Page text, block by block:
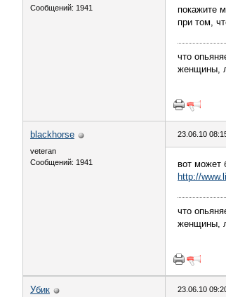
Сообщений: 1941
покажите
при том,
что
женщины,
blackhorse
veteran
Сообщений: 1941
23.06.10
вот может
http://
что
женщины,
Убик 23.06.10